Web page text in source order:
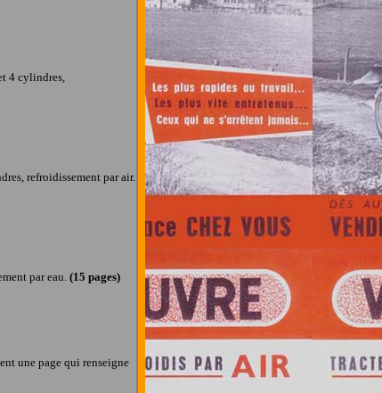
4 cylindres,
refroidissement par air.
par eau. (15 pages)
une page qui renseigne